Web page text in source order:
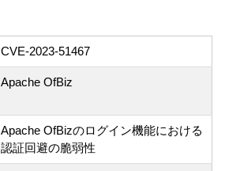
CVE-2023-51467
Apache OfBiz
Apache OfBizのログイン機能における
認証回避の脆弱性